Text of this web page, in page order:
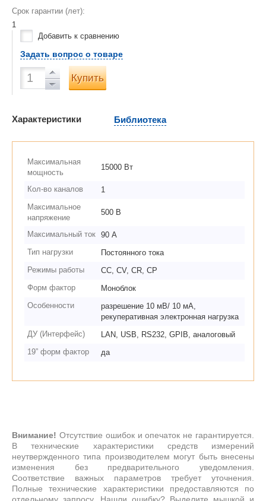
Срок гарантии (лет):
1
Добавить к сравнению
Задать вопрос о товаре
Купить
Характеристики Библиотека
Максимальная
мощность
15000 Вт
Кол-во каналов
1
Максимальное
напряжение
500 В
Максимальный ток 90 А
Тип нагрузки
Постоянного тока
Режимы работы
CC, CV, CR, CP
Форм фактор
Моноблок
Особенности
разрешение 10 мВ/ 10 мА,
рекуперативная электронная нагрузка
ДУ (Интерфейс)
LAN, USB, RS232, GPIB, аналоговый
19” форм фактор
да
Внимание! Отсутствие ошибок и опечаток не гарантируется.
В технические характеристики средств измерений
неутвержденного типа производителем могут быть внесены
изменения без предварительного уведомления.
Соответствие важных параметров требует уточнения.
Полные технические характеристики предоставляются по